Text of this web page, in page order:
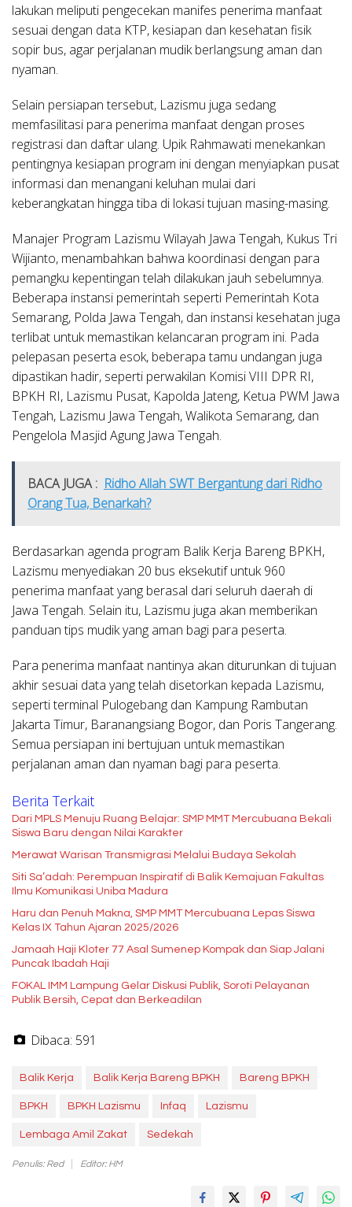
lakukan meliputi pengecekan manifes penerima manfaat
sesuai dengan data KTP, kesiapan dan kesehatan fisik
sopir bus, agar perjalanan mudik berlangsung aman dan
nyaman.
Selain persiapan tersebut, Lazismu juga sedang
memfasilitasi para penerima manfaat dengan proses
registrasi dan daftar ulang. Upik Rahmawati menekankan
pentingnya kesiapan program ini dengan menyiapkan pusat
informasi dan menangani keluhan mulai dari
keberangkatan hingga tiba di lokasi tujuan masing-masing.
Manajer Program Lazismu Wilayah Jawa Tengah, Kukus Tri
Wijianto, menambahkan bahwa koordinasi dengan para
pemangku kepentingan telah dilakukan jauh sebelumnya.
Beberapa instansi pemerintah seperti Pemerintah Kota
Semarang, Polda Jawa Tengah, dan instansi kesehatan juga
terlibat untuk memastikan kelancaran program ini. Pada
pelepasan peserta esok, beberapa tamu undangan juga
dipastikan hadir, seperti perwakilan Komisi VIII DPR RI,
BPKH RI, Lazismu Pusat, Kapolda Jateng, Ketua PWM Jawa
Tengah, Lazismu Jawa Tengah, Walikota Semarang, dan
Pengelola Masjid Agung Jawa Tengah.
BACA JUGA : Ridho Allah SWT Bergantung dari Ridho
Orang Tua, Benarkah?
Berdasarkan agenda program Balik Kerja Bareng BPKH,
Lazismu menyediakan 20 bus eksekutif untuk 960
penerima manfaat yang berasal dari seluruh daerah di
Jawa Tengah. Selain itu, Lazismu juga akan memberikan
panduan tips mudik yang aman bagi para peserta.
Para penerima manfaat nantinya akan diturunkan di tujuan
akhir sesuai data yang telah disetorkan kepada Lazismu,
seperti terminal Pulogebang dan Kampung Rambutan
Jakarta Timur, Baranangsiang Bogor, dan Poris Tangerang.
Semua persiapan ini bertujuan untuk memastikan
perjalanan aman dan nyaman bagi para peserta.
Berita Terkait
Dari MPLS Menuju Ruang Belajar: SMP MMT Mercubuana Bekali
Siswa Baru dengan Nilai Karakter
Merawat Warisan Transmigrasi Melalui Budaya Sekolah
Siti Sa’adah: Perempuan Inspiratif di Balik Kemajuan Fakultas
Ilmu Komunikasi Uniba Madura
Haru dan Penuh Makna, SMP MMT Mercubuana Lepas Siswa
Kelas IX Tahun Ajaran 2025/2026
Jamaah Haji Kloter 77 Asal Sumenep Kompak dan Siap Jalani
Puncak Ibadah Haji
FOKAL IMM Lampung Gelar Diskusi Publik, Soroti Pelayanan
Publik Bersih, Cepat dan Berkeadilan
Dibaca: 591
Balik Kerja Balik Kerja Bareng BPKH Bareng BPKH
BPKH BPKH Lazismu Infaq Lazismu
Lembaga Amil Zakat Sedekah
Penulis: Red Editor: HM